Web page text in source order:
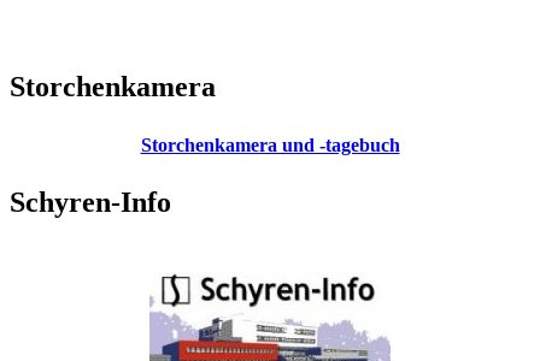
Storchenkamera
Storchenkamera und -tagebuch
Schyren-Info